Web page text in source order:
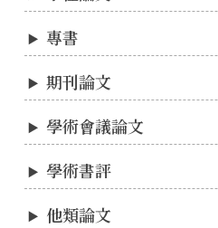
專書
期刊論文
學術會議論文
學術書評
他類論文